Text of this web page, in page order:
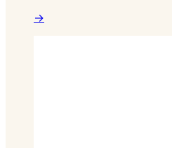
→